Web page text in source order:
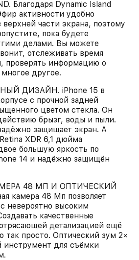
Благодаря Dynamic Island
активности удобно
части экрана, поэтому
пока будете
делами. Вы можете
отслеживать время
проверять информацию о
другое.
ДИЗАЙН. iPhone 15 в
с прочной задней
цветом стекла. Он
брызг, воды и пыли.
защищает экран. А
XDR 6,1 дюйма
большую яркость по
14 и надёжно защищён
48 МП И ОПТИЧЕСКИЙ
камера 48 Мп позволяет
невероятно высоким
качественные
детализацией ещё
так просто. Оптический зум 2×
инструмент для съёмки